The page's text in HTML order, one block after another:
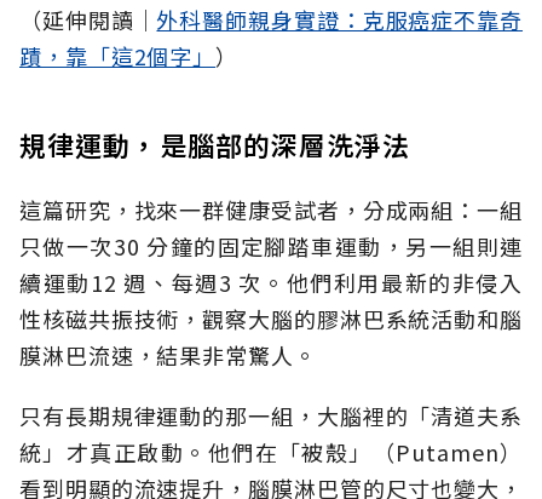
（延伸閱讀│ 外科醫師親身實證：克服癌症不靠奇
蹟，靠「這2個字」 ）
規律運動，是腦部的深層洗淨法
這篇研究，找來一群健康受試者，分成兩組：一組
只做一次30 分鐘的固定腳踏車運動，另一組則連
續運動12 週、每週3 次。他們利用最新的非侵入
性核磁共振技術，觀察大腦的膠淋巴系統活動和腦
膜淋巴流速，結果非常驚人。
只有長期規律運動的那一組，大腦裡的「清道夫系
統」才真正啟動。他們在「被殼」（Putamen）
看到明顯的流速提升，腦膜淋巴管的尺寸也變大，